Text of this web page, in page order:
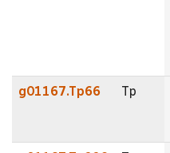
g01167.Tp66 Tp